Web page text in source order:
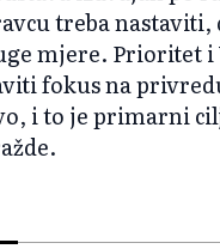
treba nastaviti,
mjere. Prioritet
fokus na
i to je primarni